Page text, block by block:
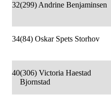
32(299) Andrine Benjaminsen
34(84) Oskar Spets Storhov
40(306) Victoria Haestad
Bjornstad